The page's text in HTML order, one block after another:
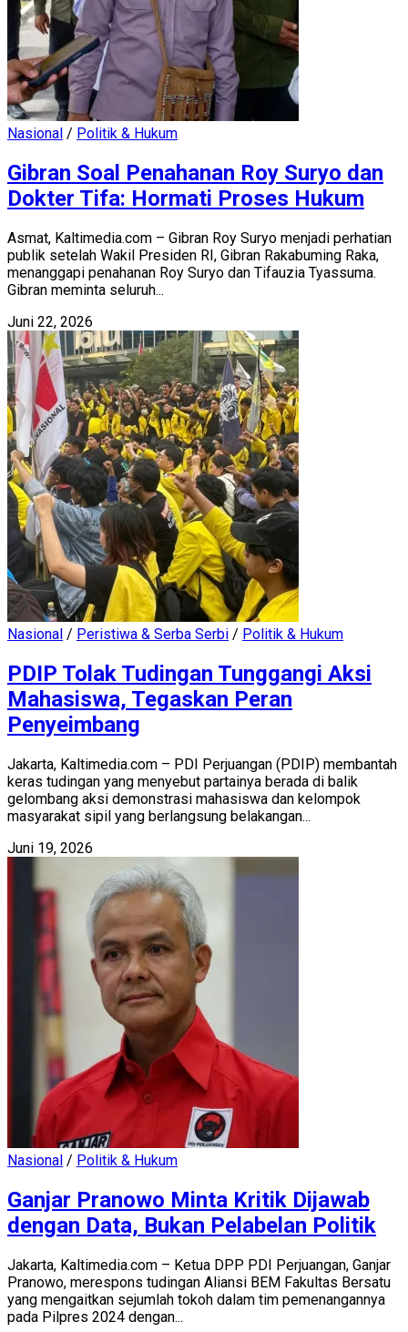
Nasional / Politik & Hukum
Gibran Soal Penahanan Roy Suryo dan
Dokter Tifa: Hormati Proses Hukum
Asmat, Kaltimedia.com – Gibran Roy Suryo menjadi perhatian
publik setelah Wakil Presiden RI, Gibran Rakabuming Raka,
menanggapi penahanan Roy Suryo dan Tifauzia Tyassuma.
Gibran meminta seluruh...
Juni 22, 2026
Nasional / Peristiwa & Serba Serbi / Politik & Hukum
PDIP Tolak Tudingan Tunggangi Aksi
Mahasiswa, Tegaskan Peran
Penyeimbang
Jakarta, Kaltimedia.com – PDI Perjuangan (PDIP) membantah
keras tudingan yang menyebut partainya berada di balik
gelombang aksi demonstrasi mahasiswa dan kelompok
masyarakat sipil yang berlangsung belakangan...
Juni 19, 2026
Nasional / Politik & Hukum
Ganjar Pranowo Minta Kritik Dijawab
dengan Data, Bukan Pelabelan Politik
Jakarta, Kaltimedia.com – Ketua DPP PDI Perjuangan, Ganjar
Pranowo, merespons tudingan Aliansi BEM Fakultas Bersatu
yang mengaitkan sejumlah tokoh dalam tim pemenangannya
pada Pilpres 2024 dengan...